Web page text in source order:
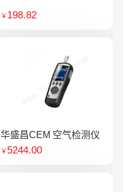
￥ 198.82
华盛昌CEM 空气检测仪
￥ 5244.00